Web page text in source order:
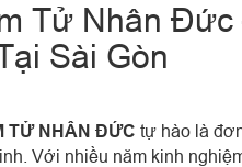
Tử Nhân
Sài Gòn
TỬ NHÂN ĐỨC tự hào là
Với nhiều năm kinh